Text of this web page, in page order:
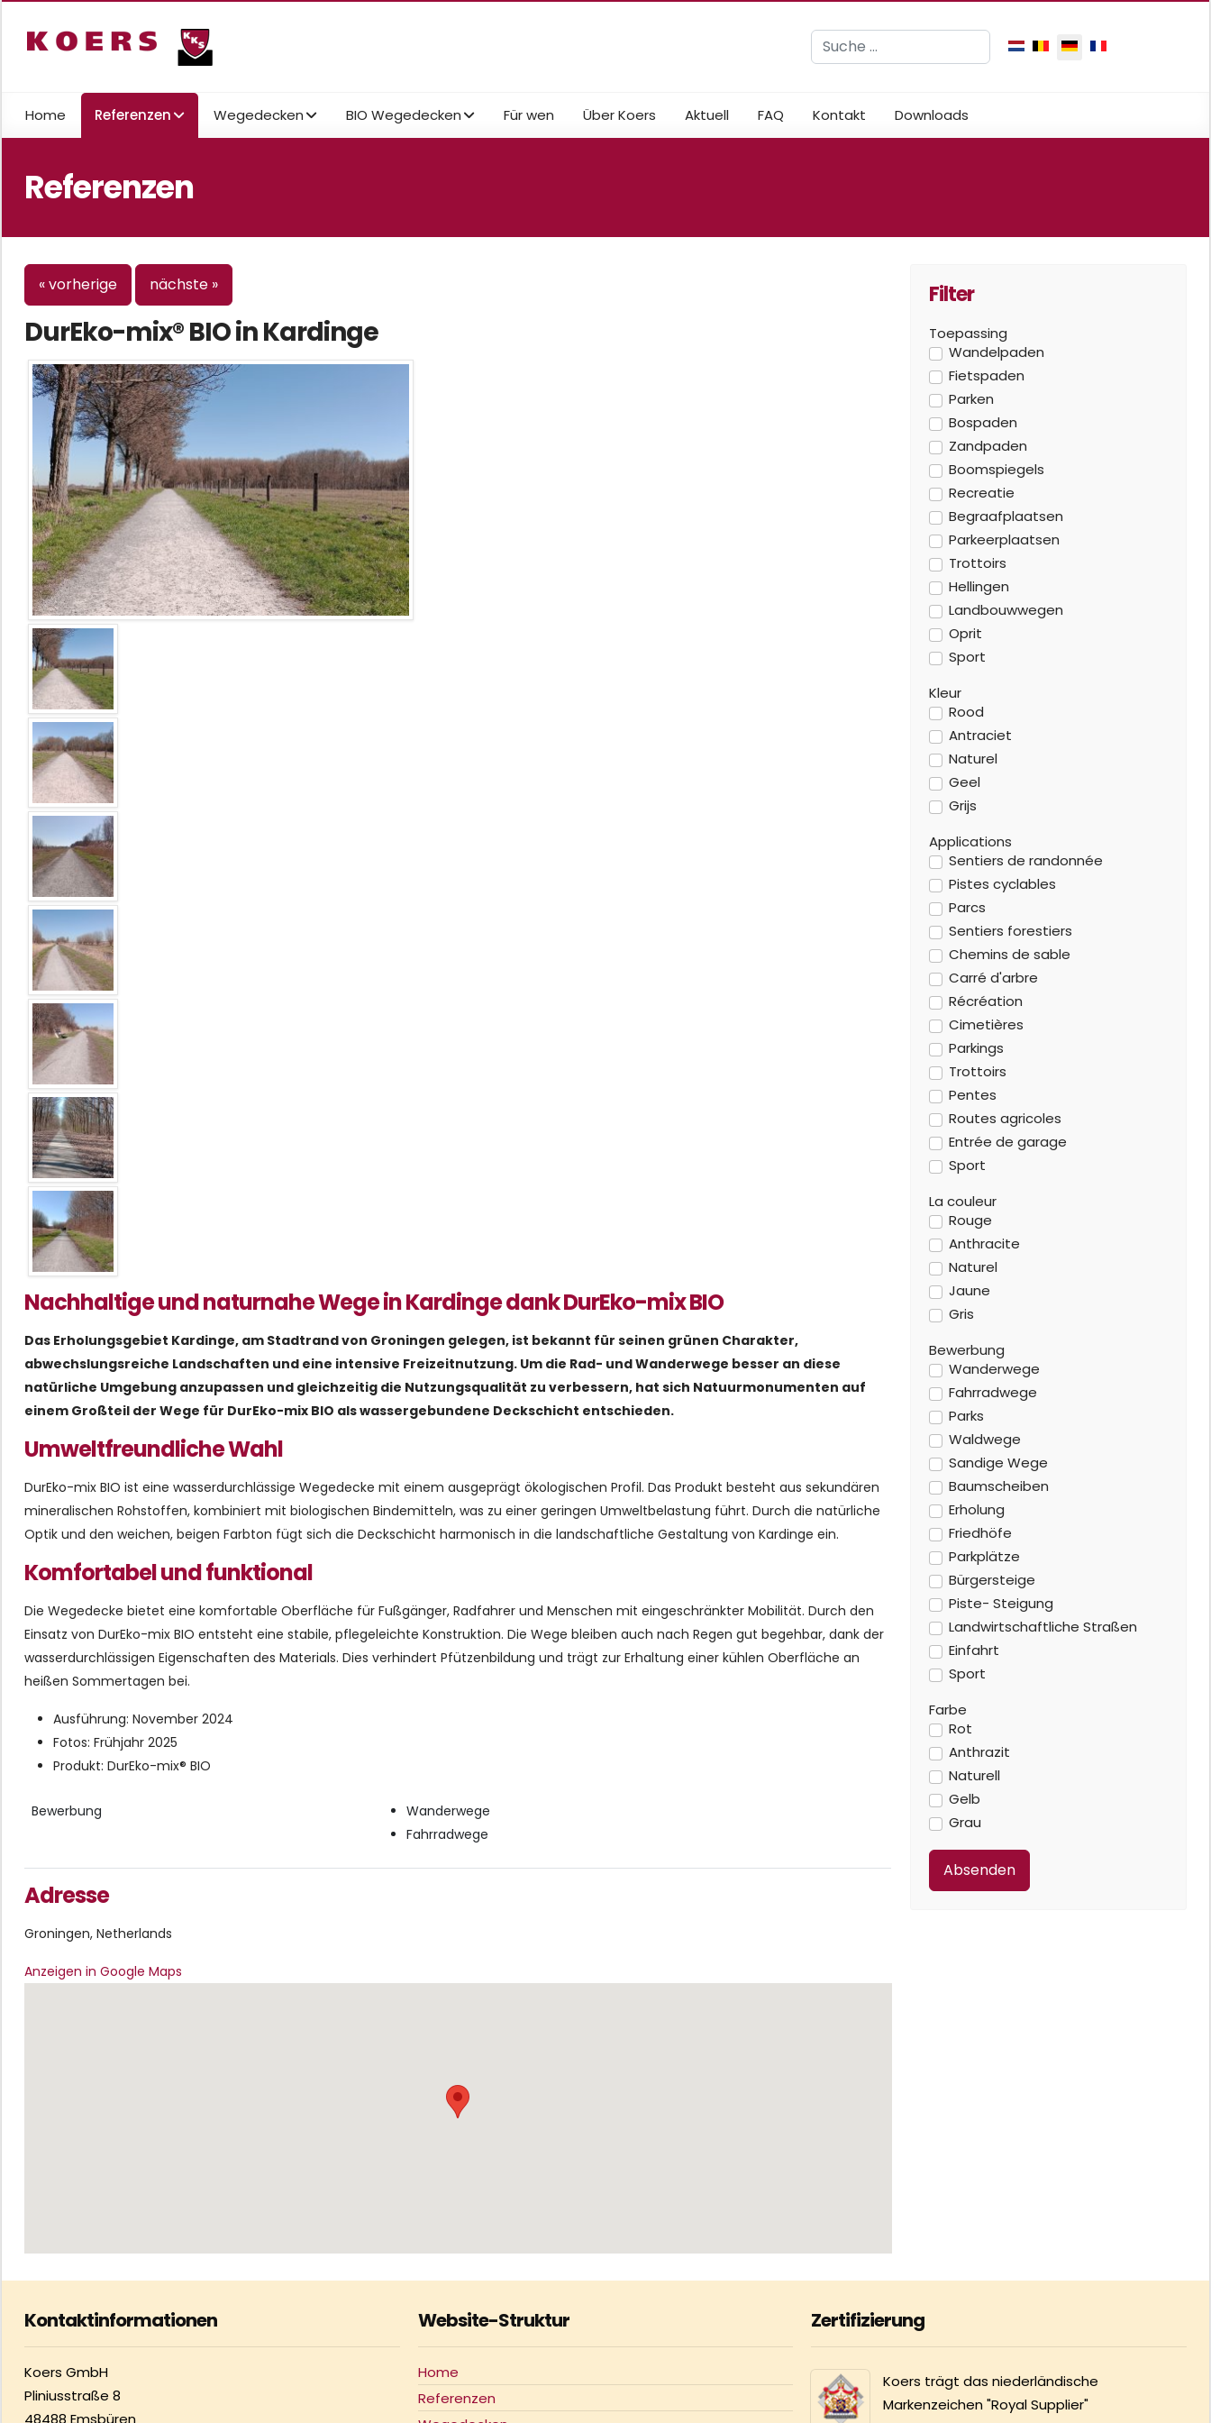
Suchen Sprache auswählen
Home Referenzen Wegedecken BIO Wegedecken Für wen Über Koers Aktuell FAQ Kontakt Downloads
Referenzen
« vorherige nächste »
DurEko-mix® BIO in Kardinge
Nachhaltige und naturnahe Wege in Kardinge dank DurEko-mix BIO
Das Erholungsgebiet Kardinge, am Stadtrand von Groningen gelegen, ist bekannt für seinen grünen Charakter,
abwechslungsreiche Landschaften und eine intensive Freizeitnutzung. Um die Rad- und Wanderwege besser an diese
natürliche Umgebung anzupassen und gleichzeitig die Nutzungsqualität zu verbessern, hat sich Natuurmonumenten auf
einem Großteil der Wege für DurEko-mix BIO als wassergebundene Deckschicht entschieden.
Umweltfreundliche Wahl
DurEko-mix BIO ist eine wasserdurchlässige Wegedecke mit einem ausgeprägt ökologischen Profil. Das Produkt besteht aus sekundären
mineralischen Rohstoffen, kombiniert mit biologischen Bindemitteln, was zu einer geringen Umweltbelastung führt. Durch die natürliche
Optik und den weichen, beigen Farbton fügt sich die Deckschicht harmonisch in die landschaftliche Gestaltung von Kardinge ein.
Komfortabel und funktional
Die Wegedecke bietet eine komfortable Oberfläche für Fußgänger, Radfahrer und Menschen mit eingeschränkter Mobilität. Durch den
Einsatz von DurEko-mix BIO entsteht eine stabile, pflegeleichte Konstruktion. Die Wege bleiben auch nach Regen gut begehbar, dank der
wasserdurchlässigen Eigenschaften des Materials. Dies verhindert Pfützenbildung und trägt zur Erhaltung einer kühlen Oberfläche an
heißen Sommertagen bei.
Ausführung: November 2024
Fotos: Frühjahr 2025
Produkt: DurEko-mix® BIO
Bewerbung
Wanderwege
Fahrradwege
Adresse
Groningen, Netherlands
Anzeigen in Google Maps
Filter
Toepassing
Wandelpaden
Fietspaden
Parken
Bospaden
Zandpaden
Boomspiegels
Recreatie
Begraafplaatsen
Parkeerplaatsen
Trottoirs
Hellingen
Landbouwwegen
Oprit
Sport
Kleur
Rood
Antraciet
Naturel
Geel
Grijs
Applications
Sentiers de randonnée
Pistes cyclables
Parcs
Sentiers forestiers
Chemins de sable
Carré d'arbre
Récréation
Cimetières
Parkings
Trottoirs
Pentes
Routes agricoles
Entrée de garage
Sport
La couleur
Rouge
Anthracite
Naturel
Jaune
Gris
Bewerbung
Wanderwege
Fahrradwege
Parks
Waldwege
Sandige Wege
Baumscheiben
Erholung
Friedhöfe
Parkplätze
Bürgersteige
Piste- Steigung
Landwirtschaftliche Straßen
Einfahrt
Sport
Farbe
Rot
Anthrazit
Naturell
Gelb
Grau
Kontaktinformationen
Koers GmbH
Pliniusstraße 8
48488 Emsbüren
Website-Struktur
Home
Referenzen
Zertifizierung
Koers trägt das niederländische
Markenzeichen "Royal Supplier"